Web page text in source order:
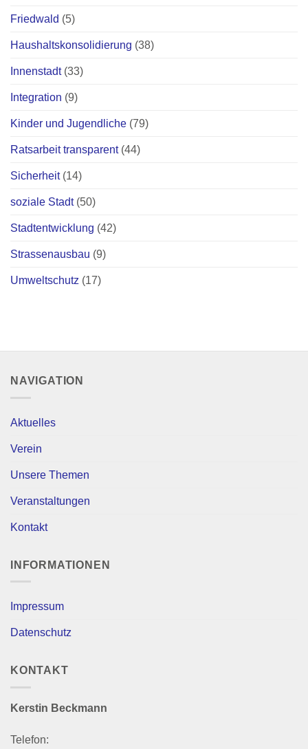
Friedwald (5)
Haushaltskonsolidierung (38)
Innenstadt(33)
Integration (9)
Kinder und Jugendliche (79)
Ratsarbeit transparent(44)
Sicherheit(14)
soziale Stadt(50)
Stadtentwicklung (42)
Strassenausbau (9)
Umweltschutz (17)
NAVIGATION
Aktuelles
Verein
Unsere Themen
Veranstaltungen
Kontakt
INFORMATIONEN
Impressum
Datenschutz
KONTAKT
Kerstin Beckmann
Telefon: